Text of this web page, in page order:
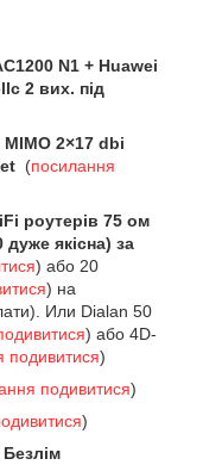
N1 + Huawei
2 вих. під
2×17 dbi
(посилання
роутерів 75 ом
якісна) за
) або 20
) на
Или Dialan 50
) або 4D-
подивитися)
подивитися)
)